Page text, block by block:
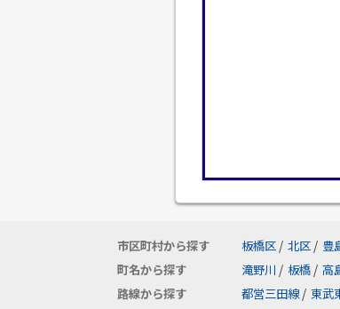
市区町村から探す 板橋区 / 北区 / 豊
町名から探す
滝野川 / 板橋 / 高
路線から探す
都営三田線 / 東武